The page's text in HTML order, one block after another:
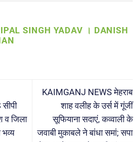
SINGH YADAV । DANISH
व जिला
भव्य
KAIMGANJ NEWS मेहराब
शाह वलीह के उर्स में गूंजीं
सूफियाना सदाएं, कव्वाली के
जवाबी मुकाबले ने बांधा समां; सपा